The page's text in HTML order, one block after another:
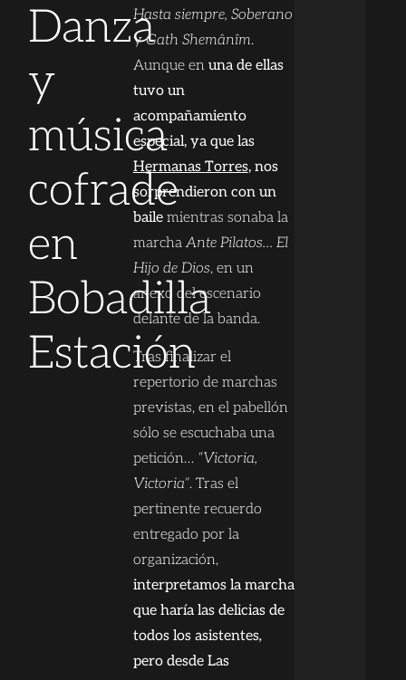
Danza
y
música
cofrade
en
Bobadilla
Estación
Hasta siempre, Soberano
yGath Shemânîm.
Aunque en una de ellas
tuvo un
acompañamiento
especial, ya que las
Hermanas Torres, nos
sorprendieron con un
bailemientras sonaba la
marchaAnte Pilatos… El
Hijo de Dios, en un
anexo del escenario
delante de la banda.
Tras finalizar el
repertorio de marchas
previstas, en el pabellón
sólo se escuchaba una
petición… “Victoria,
Victoria”. Tras el
pertinente recuerdo
entregado por la
organización,
interpretamos la marcha
que haría las delicias de
todos los asistentes,
pero desde Las